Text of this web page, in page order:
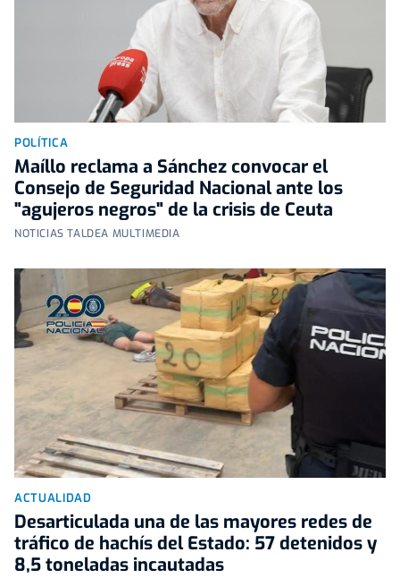
POLÍTICA
Maíllo reclama a Sánchez convocar el
Consejo de Seguridad Nacional ante los
"agujeros negros" de la crisis de Ceuta
NOTICIAS TALDEA MULTIMEDIA
ACTUALIDAD
Desarticulada una de las mayores redes de
tráfico de hachís del Estado: 57 detenidos y
8,5 toneladas incautadas